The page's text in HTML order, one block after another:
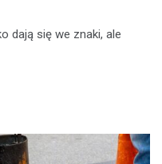
dają się we znaki, ale